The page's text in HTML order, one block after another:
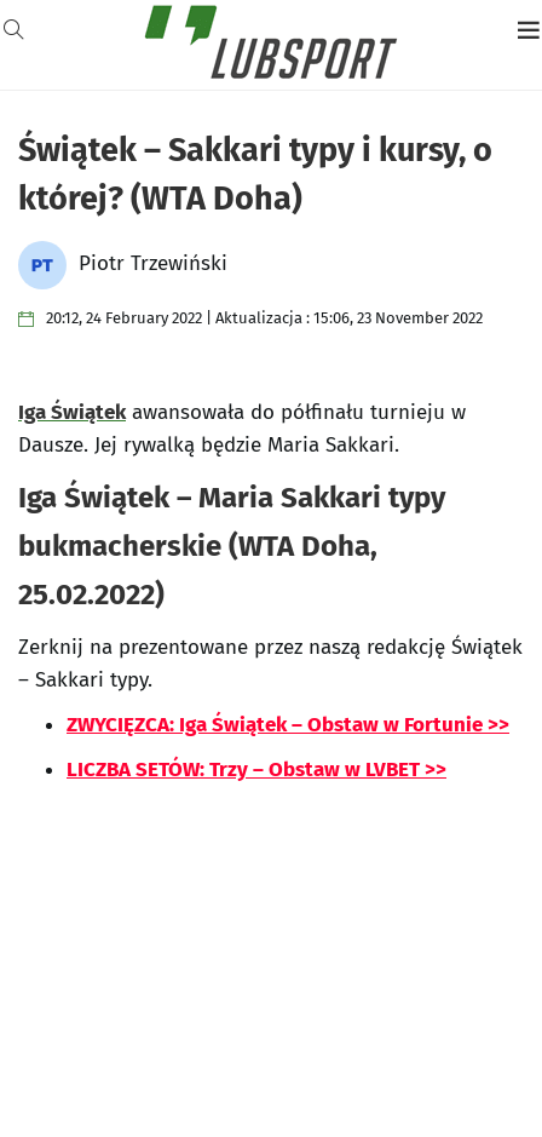
Świątek – Sakkari typy i kursy, o
której? (WTA Doha)
Piotr Trzewiński
20:12, 24 February 2022 | Aktualizacja : 15:06, 23 November 2022
Iga Świątekawansowała do półfinału turnieju w
Dausze. Jej rywalką będzie Maria Sakkari.
Iga Świątek – Maria Sakkari typy
bukmacherskie (WTA Doha,
25.02.2022)
Zerknij na prezentowane przez naszą redakcję Świątek
– Sakkari typy.
ZWYCIĘZCA: Iga Świątek – Obstaw w Fortunie >>
LICZBA SETÓW: Trzy – Obstaw w LVBET >>